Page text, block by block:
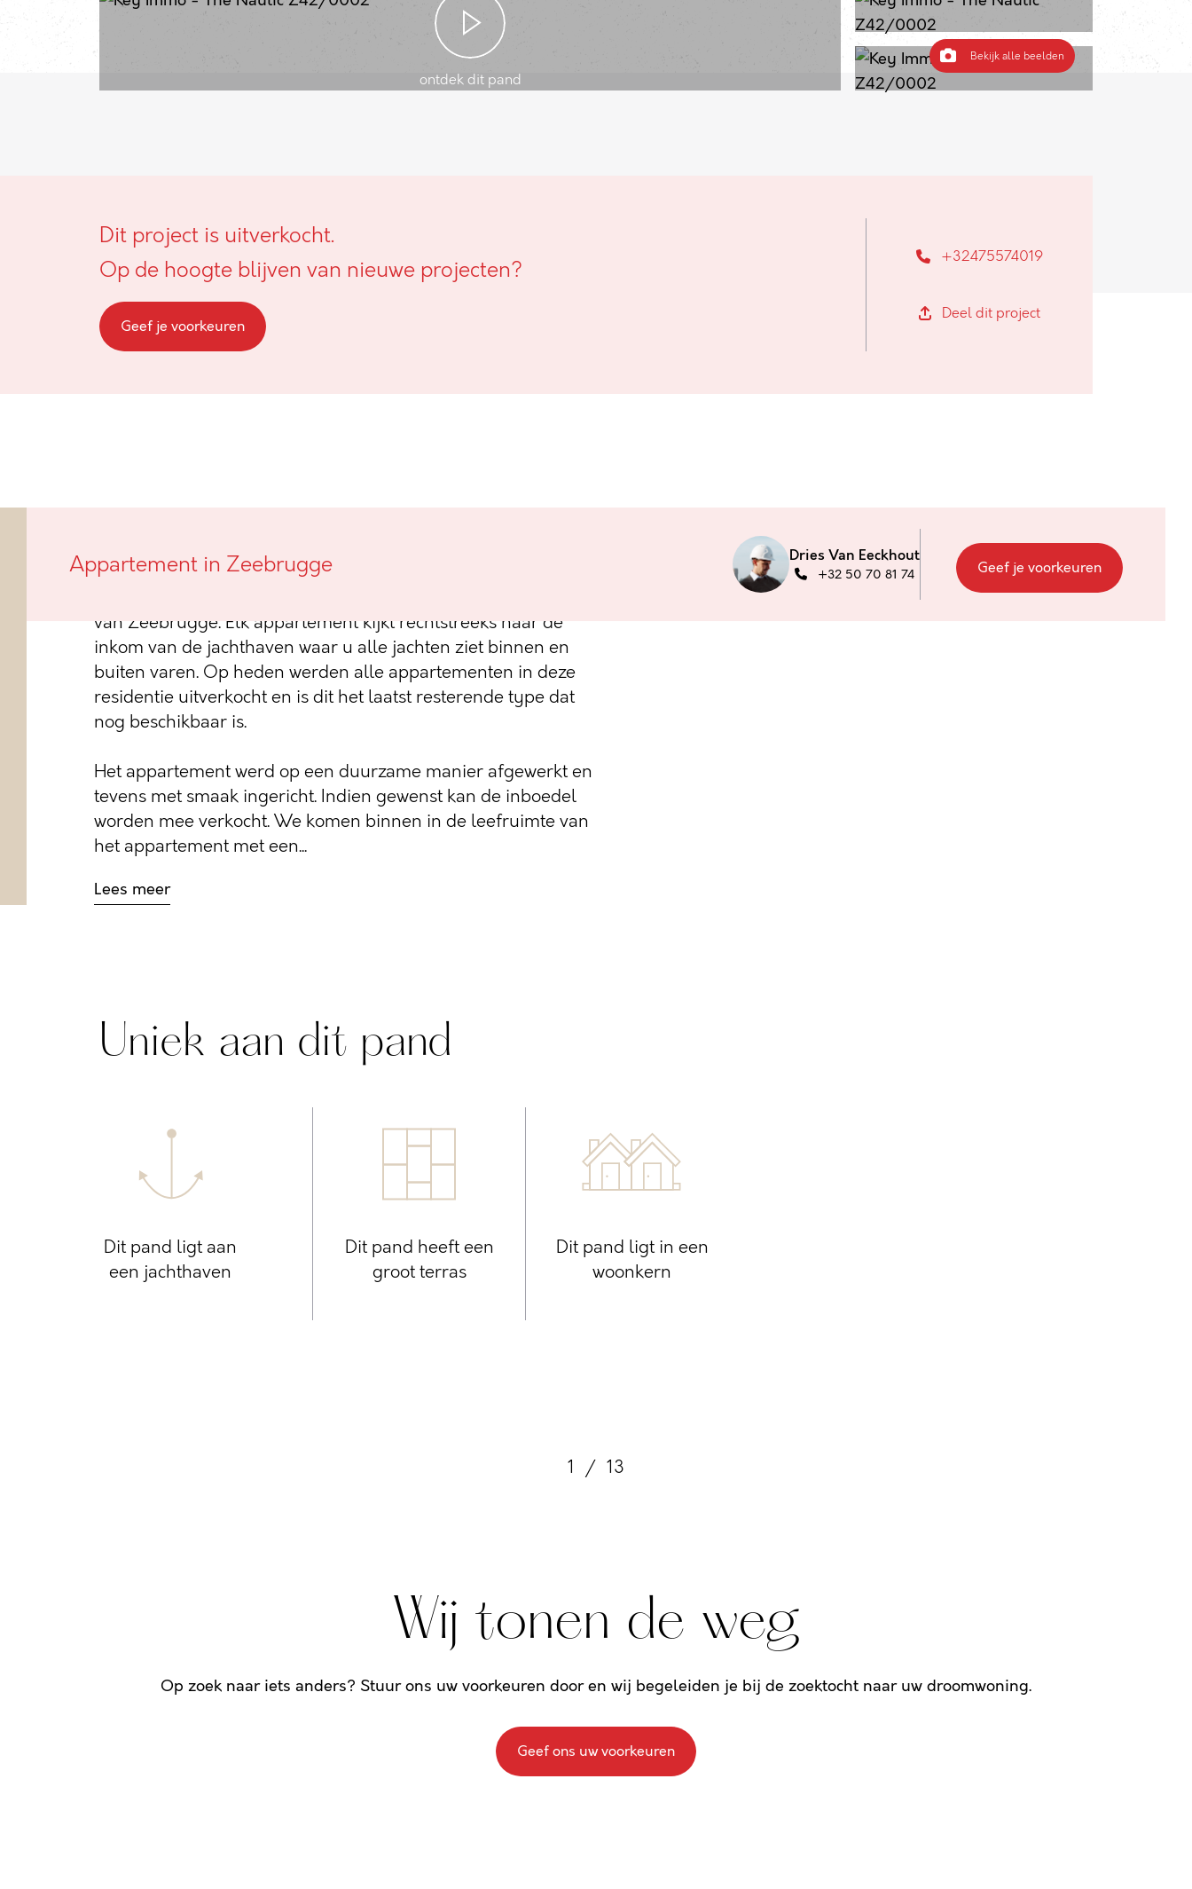
ontdek dit pand
Bekijk alle beelden
Dit project is uitverkocht.
Op de hoogte blijven van nieuwe projecten?
Geef je voorkeuren
+32475574019
Deel dit project
Appartement in Zeebrugge Dries Van Eeckhout
+32 50 70 81 74 Geef je voorkeuren
vissersboten te Zeebrugge, genaamd Z42 beschikt in totaal
van Zeebrugge. Elk appartement kijkt rechtstreeks naar de
inkom van de jachthaven waar u alle jachten ziet binnen en
buiten varen. Op heden werden alle appartementen in deze
residentie uitverkocht en is dit het laatst resterende type dat
nog beschikbaar is.
Het appartement werd op een duurzame manier afgewerkt en
tevens met smaak ingericht. Indien gewenst kan de inboedel
worden mee verkocht. We komen binnen in de leefruimte van
het appartement met een...
Lees meer
Uniek aan dit pand
Dit pand ligt aan
een jachthaven
Dit pand heeft een
groot terras
Dit pand ligt in een
woonkern
1 / 13
Wij tonen de weg
Op zoek naar iets anders? Stuur ons uw voorkeuren door en wij begeleiden je bij de zoektocht naar uw droomwoning.
Geef ons uw voorkeuren